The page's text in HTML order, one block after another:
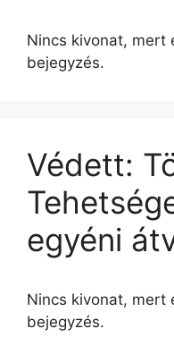
Nincs kivonat, mert
bejegyzés.
Védett:
egyéni
Nincs kivonat, mert
bejegyzés.